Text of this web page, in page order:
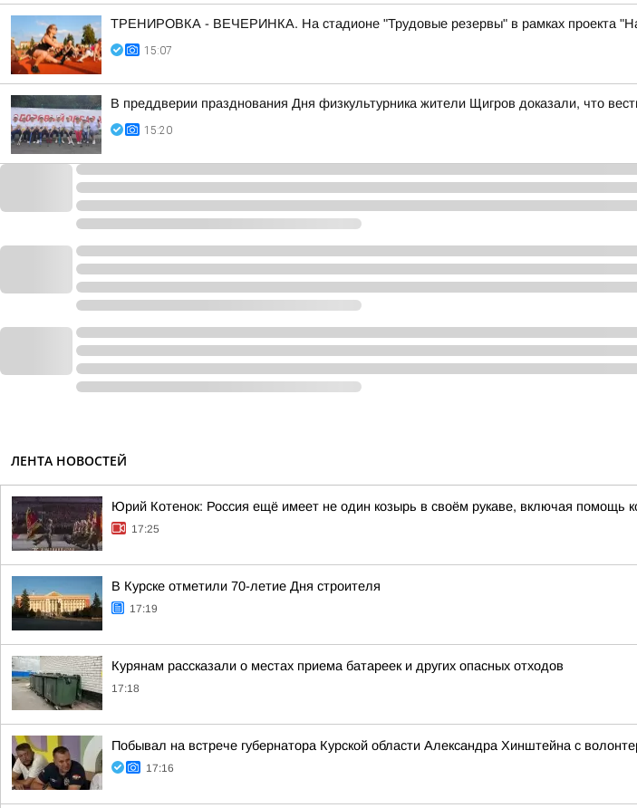
ТРЕНИРОВКА - ВЕЧЕРИНКА. На стадионе "Трудовые резервы" в рамках проекта
15:07
В преддверии празднования Дня физкультурника жители Щигров доказали, что
15:20
ЛЕНТА НОВОСТЕЙ
Юрий Котенок: Россия ещё имеет не один козырь в своём рукаве, включая помощь
17:25
В Курске отметили 70-летие Дня строителя
17:19
Курянам рассказали о местах приема батареек и других опасных отходов
17:18
Побывал на встрече губернатора Курской области Александра Хинштейна с
17:16